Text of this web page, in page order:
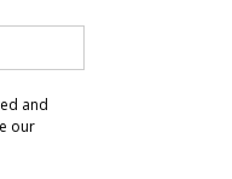
and
our